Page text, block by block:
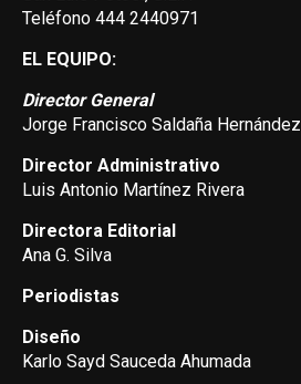
Teléfono 444 2440971
EL EQUIPO:
Director General
Jorge Francisco Saldaña Hernández
Director Administrativo
Luis Antonio Martínez Rivera
Directora Editorial
Ana G. Silva
Periodistas
Diseño
Karlo Sayd Sauceda Ahumada